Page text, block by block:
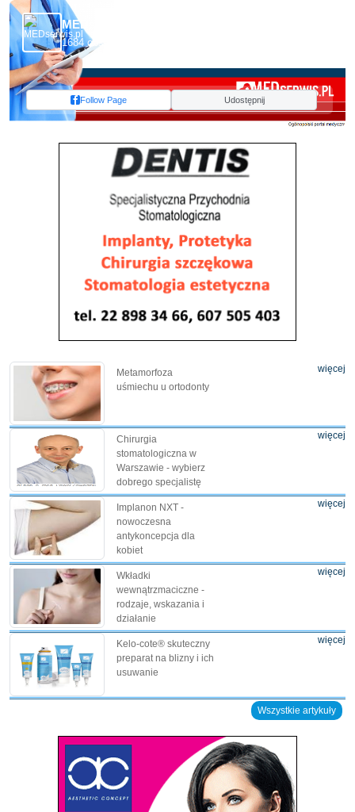
MEDserwis.pl - Ogólnopolski Portal Medyczny
1684 obserwujących
Follow Page Udostępnij
Metamorfoza
uśmiechu u ortodonty
więcej
Chirurgia
stomatologiczna w
Warszawie - wybierz
dobrego specjalistę
więcej
Implanon NXT -
nowoczesna
antykoncepcja dla
kobiet
więcej
Wkładki
wewnątrzmaciczne -
rodzaje, wskazania i
działanie
więcej
Kelo-cote® skuteczny
preparat na blizny i ich
usuwanie
więcej
Wszystkie artykuły